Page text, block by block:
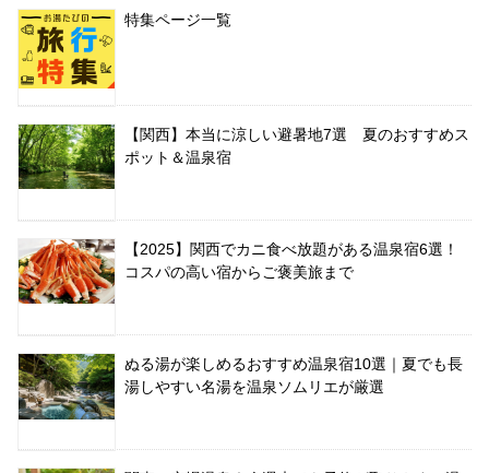
特集ページ一覧
【関西】本当に涼しい避暑地7選 夏のおすすめス
ポット＆温泉宿
【2025】関西でカニ食べ放題がある温泉宿6選！
コスパの高い宿からご褒美旅まで
ぬる湯が楽しめるおすすめ温泉宿10選｜夏でも長
湯しやすい名湯を温泉ソムリエが厳選